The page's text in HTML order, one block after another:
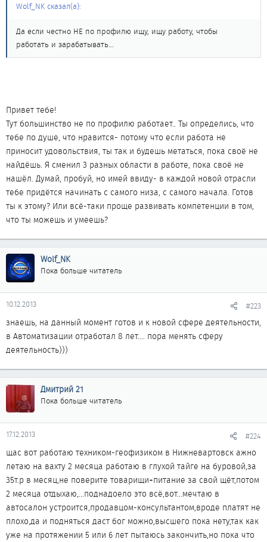
Wolf_NK сказал(а):
Да если честно НЕ по профилю ищу, ищу работу, чтобы
работать и зарабатывать...
Привет тебе!
Тут большинство не по профилю работает.. Ты определись, что
тебе по душе, что нравится- потому что если работа не
приносит удовольствия, ты так и будешь метаться, пока своё не
найдёшь. Я сменил 3 разных области в работе, пока своё не
нашёл. Думай, пробуй, но имей ввиду- в каждой новой отрасли
тебе придётся начинать с самого низа, с самого начала. Готов
ты к этому? Или всё-таки проще развивать компетенции в том,
что ты можешь и умеешь?
Wolf_NK
Пока больше читатель
10.12.2013 #223
знаешь, на данный момент готов и к новой сфере деятельности,
в Автоматизации отработал 8 лет.... пора менять сферу
деятельность)))
Дмитрий 21
Пока больше читатель
17.12.2013 #224
щас вот работаю техником-геофизиком в Нижневартовск ажно
летаю на вахту 2 месяца работаю в глухой тайге на буровой,за
35т.р в месяц,не поверите товарищи+питание за свой щёт,потом
2 месяца отдыхаю,...поднадоело это всё,вот...мечтаю в
автосалон устроится,продавцом-консультантом,вроде платят не
плохо,да и подняться даст бог можно,высшего пока нету,так как
уже на протяжении 5 или 6 лет пытаюсь закончить,но пока что